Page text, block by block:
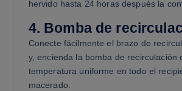
hervido hasta 24 horas después la
4. Bomba de
Conecte fácilmente el brazo de
y, encienda la bomba de recirculación
temperatura uniforme en todo el
macerado.